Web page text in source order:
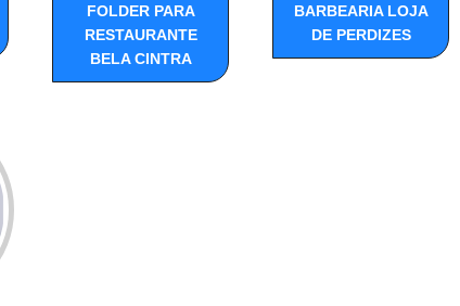
FOLDER PARA
RESTAURANTE
BELA CINTRA
BARBEARIA LOJA
DE PERDIZES